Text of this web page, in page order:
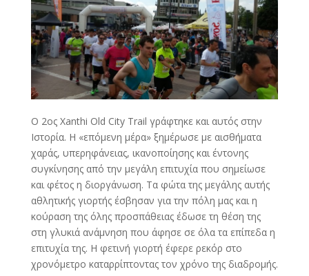
Ο 2ος Xanthi Old City Trail γράφτηκε και αυτός στην
Ιστορία. Η «επόμενη μέρα» ξημέρωσε με αισθήματα
χαράς, υπερηφάνειας, ικανοποίησης και έντονης
συγκίνησης από την μεγάλη επιτυχία που σημείωσε
και φέτος η διοργάνωση. Τα φώτα της μεγάλης αυτής
αθλητικής γιορτής έσβησαν για την πόλη μας και η
κούραση της όλης προσπάθειας έδωσε τη θέση της
στη γλυκιά ανάμνηση που άφησε σε όλα τα επίπεδα η
επιτυχία της. Η φετινή γιορτή έφερε ρεκόρ στο
χρονόμετρο καταρρίπτοντας τον χρόνο της διαδρομής.